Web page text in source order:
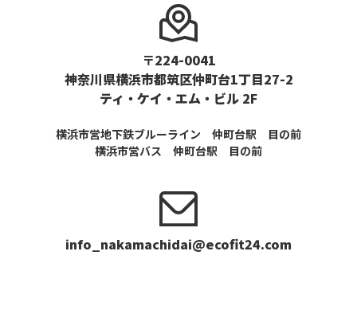
〒224-0041
神奈川県横浜市都筑区仲町台1丁目27-2
ティ・ケイ・エム・ビル 2F
横浜市営地下鉄ブルーライン 仲町台駅 目の前
横浜市営バス 仲町台駅 目の前
info_nakamachidai@ecofit24.com